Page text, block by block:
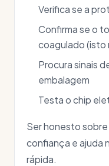
Verifica se a
Confirma se o
coagulado (isto
Procura sinais
embalagem
Testa o chip
Ser honesto
confiança e ajuda
rápida.